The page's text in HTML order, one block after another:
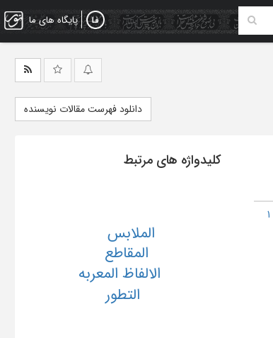
پایگاه های ما
دانلود فهرست مقالات نویسنده
کلیدواژه های مرتبط
الالفاظ المعربه
التطور
المقاطع
الملابس